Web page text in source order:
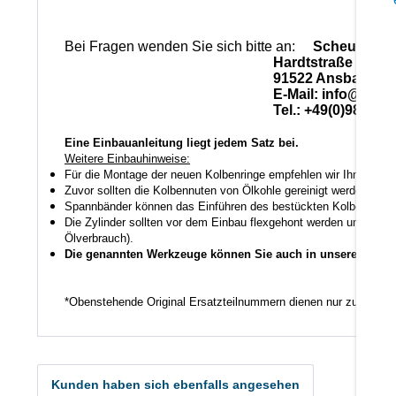
Bei Fragen wenden Sie sich bitte an: Scheuerlein
Hardtstraße 28
91522 Ansbach
E-Mail:
Tel.: +49(0)981-
Eine Einbauanleitung liegt jedem Satz bei.
Weitere Einbauhinweise:
Für die Montage der neuen Kolbenringe empfehlen wir Ihnen
Zuvor sollten die Kolbennuten von Ölkohle gereinigt werden
Spannbänder können das Einführen des bestückten Kolbens in
Die Zylinder sollten vor dem Einbau flexgehont werden um den
Ölverbrauch).
Die genannten Werkzeuge können Sie auch in unserem
*Obenstehende Original Ersatzteilnummern dienen nur zu
Kunden haben sich ebenfalls angesehen